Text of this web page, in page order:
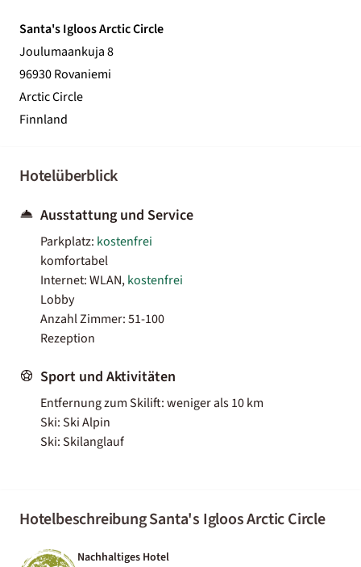
Santa's Igloos Arctic Circle
Joulumaankuja 8
96930 Rovaniemi
Arctic Circle
Finnland
Hotelüberblick
Ausstattung und Service
Parkplatz: kostenfrei
komfortabel
Internet: WLAN,kostenfrei
Lobby
Anzahl Zimmer: 51-100
Rezeption
Sport und Aktivitäten
Entfernung zum Skilift: weniger als 10 km
Ski: Ski Alpin
Ski: Skilanglauf
Hotelbeschreibung Santa's Igloos Arctic Circle
Nachhaltiges Hotel